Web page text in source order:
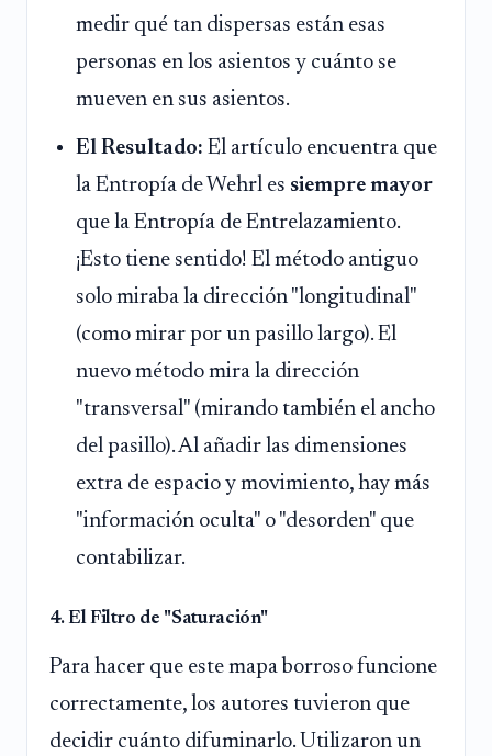
medir qué tan dispersas están esas
personas en los asientos y cuánto se
mueven en sus asientos.
El Resultado: El artículo encuentra que
la Entropía de Wehrl es siempre mayor
que la Entropía de Entrelazamiento.
¡Esto tiene sentido! El método antiguo
solo miraba la dirección "longitudinal"
(como mirar por un pasillo largo). El
nuevo método mira la dirección
"transversal" (mirando también el ancho
del pasillo). Al añadir las dimensiones
extra de espacio y movimiento, hay más
"información oculta" o "desorden" que
contabilizar.
4. El Filtro de "Saturación"
Para hacer que este mapa borroso funcione
correctamente, los autores tuvieron que
decidir cuánto difuminarlo. Utilizaron un